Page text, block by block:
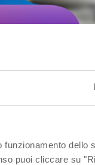
dello
puoi cliccare su